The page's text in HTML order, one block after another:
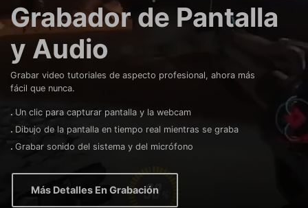
Grabador de Pantalla
y Audio
Grabar video tutoriales de aspecto profesional, ahora más
fácil que nunca.
. Un clic para capturar pantalla y la webcam
. Dibujo de la pantalla en tiempo real mientras se graba
. Grabar sonido del sistema y del micrófono
Más Detalles En Grabación